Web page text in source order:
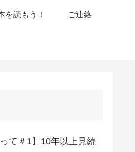
を読もう！ ご連絡
て＃1】10年以上見続